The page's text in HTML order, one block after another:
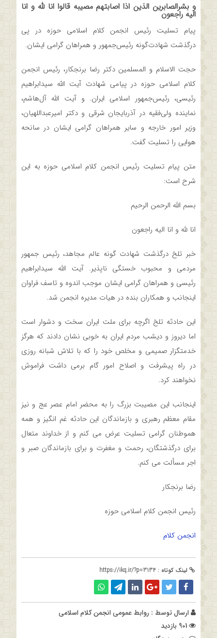
و بشرالصابرین الذین اذا اصابتهم مصیبه قالوا انا لله و انا
الیه راجعون
پیام تسلیت رئیس انجمن کلام اسلامی حوزه در پی
درگذشت شهادت‌گونه رئیس‌جمهور و همراهان گرامی ایشان.
حجت الاسلام و المسلمین دکتر رضا برنجکار، رئیس انجمن
کلام اسلامی حوزه در پیامی شهادت آیت الله سیدابراهیم
رئیسی، رئیس‌جمهور اسلامی ایران. و آیت الله آل‌هاشم،
نماینده ولی‌فقیه در آذربایجان شرقی و دکتر امیرعبداللهیان،
وزیر امور خارجه و سایر همراهان گرامی ایشان در سانحه
هوایی را تسلیت گفت.
متن پیام تسلیت رئیس انجمن کلام اسلامی حوزه به این
شرح است:
بسم الله الرحمن الرحیم
انا لله و انا الیه راجعون
خبر تلخ درگذشت شهادت گونه‌ عالم مجاهد، رئیس جمهور
مردمی و محبوب خستگی ناپذیر. آیت الله سیدابراهیم
رئیسی و همراهان گرامی ایشان موجب اندوه و تاسف فراوان
اینجانب و همکاران بنده در هیات مدیره انجمن شد.
این حادثه‌ تلخ اگرچه برای ملت ایران سخت و دشوار است
اما دیروز و دیشب مردم ایران به خوبی نشان دادند که هرگز
خدمتگزار صمیمی و مخلص خود را که با تلاش شبانه روزی
در راه پیشرفت و اصلاح امور گام برمی داشت فراموش
نخواهند کرد.
اینجانب این مصیبت بزرگ را به محضر امام عصر عج و نیز
مقام معظم رهبری و بازماندگان این حادثه غم انگیز و همه
هموطنان گرامی تسلیت عرض می کنم و از خداوند متعال
برای درگذشتگان، رحمت و مغفرت و برای بازماندگان صبر و
اجر مسألت می کنم.
رضا برنجکار
رئیس انجمن کلام اسلامی حوزه
انجمن کلام
لینک کوتاه : https://ikq.ir/?p=3134
ارسال توسط : روابط عمومی انجمن کلام اسلامی